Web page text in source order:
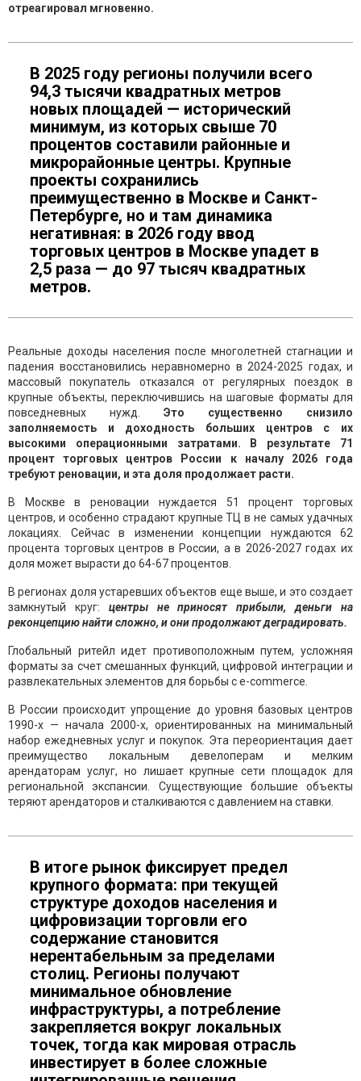
отреагировал мгновенно.
В 2025 году регионы получили всего
94,3 тысячи квадратных метров
новых площадей — исторический
минимум, из которых свыше 70
процентов составили районные и
микрорайонные центры. Крупные
проекты сохранились
преимущественно в Москве и Санкт-
Петербурге, но и там динамика
негативная: в 2026 году ввод
торговых центров в Москве упадет в
2,5 раза — до 97 тысяч квадратных
метров.
Реальные доходы населения после многолетней стагнации и
падения восстановились неравномерно в 2024-2025 годах, и
массовый покупатель отказался от регулярных поездок в
крупные объекты, переключившись на шаговые форматы для
повседневных нужд. Это существенно снизило
заполняемость и доходность больших центров с их
высокими операционными затратами. В результате 71
процент торговых центров России к началу 2026 года
требуют реновации, и эта доля продолжает расти.
В Москве в реновации нуждается 51 процент торговых
центров, и особенно страдают крупные ТЦ в не самых удачных
локациях. Сейчас в изменении концепции нуждаются 62
процента торговых центров в России, а в 2026-2027 годах их
доля может вырасти до 64-67 процентов.
В регионах доля устаревших объектов еще выше, и это создает
замкнутый круг: центры не приносят прибыли, деньги на
реконцепцию найти сложно, и они продолжают деградировать.
Глобальный ритейл идет противоположным путем, усложняя
форматы за счет смешанных функций, цифровой интеграции и
развлекательных элементов для борьбы с e-commerce.
В России происходит упрощение до уровня базовых центров
1990-х — начала 2000-х, ориентированных на минимальный
набор ежедневных услуг и покупок. Эта переориентация дает
преимущество локальным девелоперам и мелким
арендаторам услуг, но лишает крупные сети площадок для
региональной экспансии. Существующие большие объекты
теряют арендаторов и сталкиваются с давлением на ставки.
В итоге рынок фиксирует предел
крупного формата: при текущей
структуре доходов населения и
цифровизации торговли его
содержание становится
нерентабельным за пределами
столиц. Регионы получают
минимальное обновление
инфраструктуры, а потребление
закрепляется вокруг локальных
точек, тогда как мировая отрасль
инвестирует в более сложные